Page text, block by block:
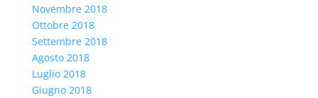
Novembre 2018
Ottobre 2018
Settembre 2018
Agosto 2018
Luglio 2018
Giugno 2018